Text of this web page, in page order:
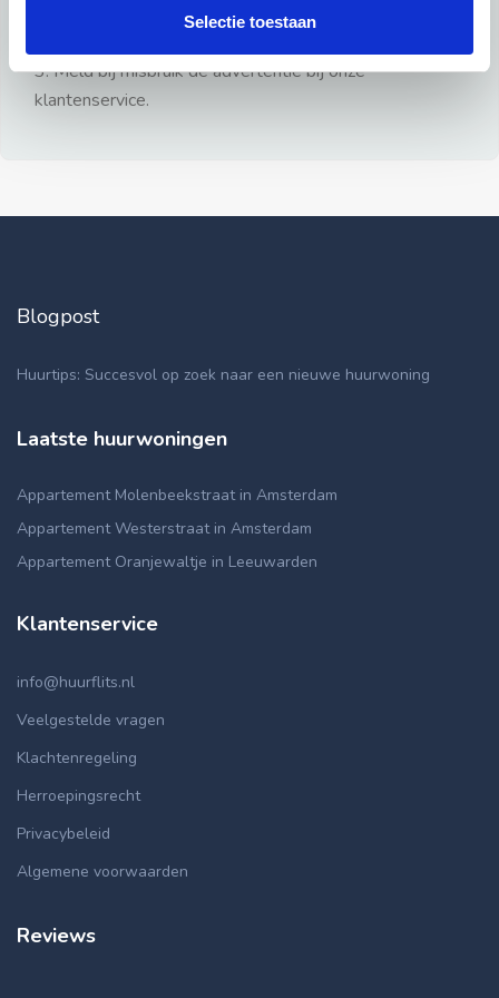
Selectie toestaan
3: Meld bij misbruik de advertentie bij onze
klantenservice.
Blogpost
Huurtips: Succesvol op zoek naar een nieuwe huurwoning
Laatste huurwoningen
Appartement Molenbeekstraat in Amsterdam
Appartement Westerstraat in Amsterdam
Appartement Oranjewaltje in Leeuwarden
Klantenservice
info@huurflits.nl
Veelgestelde vragen
Klachtenregeling
Herroepingsrecht
Privacybeleid
Algemene voorwaarden
Reviews